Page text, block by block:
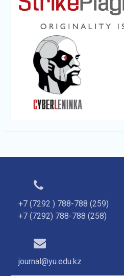
+7 (7292 ) 788-788 (259)
+7 (7292) 788-788 (258)
journal@yu.edu.kz